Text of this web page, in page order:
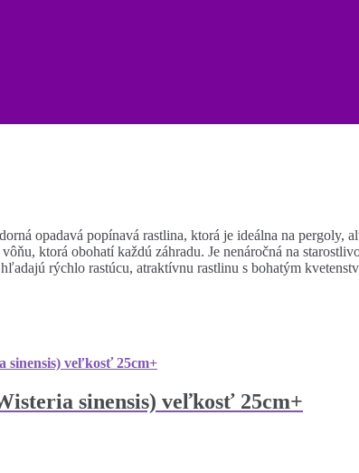
opadavá popínavá rastlina, ktorá je ideálna na
ktorá obohatí každú záhradu. Je nenáročná na
rýchlo rastúcu, atraktívnu rastlinu s bohatým
sinensis) veľkosť 25cm+